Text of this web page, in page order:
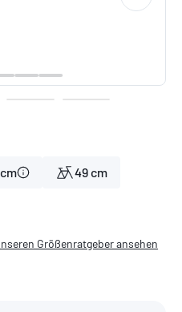
49 cm
Größenratgeber ansehen